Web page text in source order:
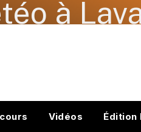
à
Vidéos Édition